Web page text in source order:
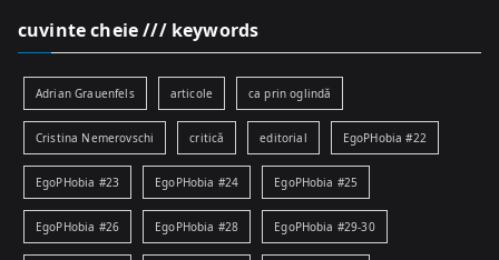
cuvinte cheie /// keywords
Adrian Grauenfels articole ca prin oglindă
Cristina Nemerovschi critică editorial EgoPHobia #22
EgoPHobia #23 EgoPHobia #24 EgoPHobia #25
EgoPHobia #26 EgoPHobia #28 EgoPHobia #29-30